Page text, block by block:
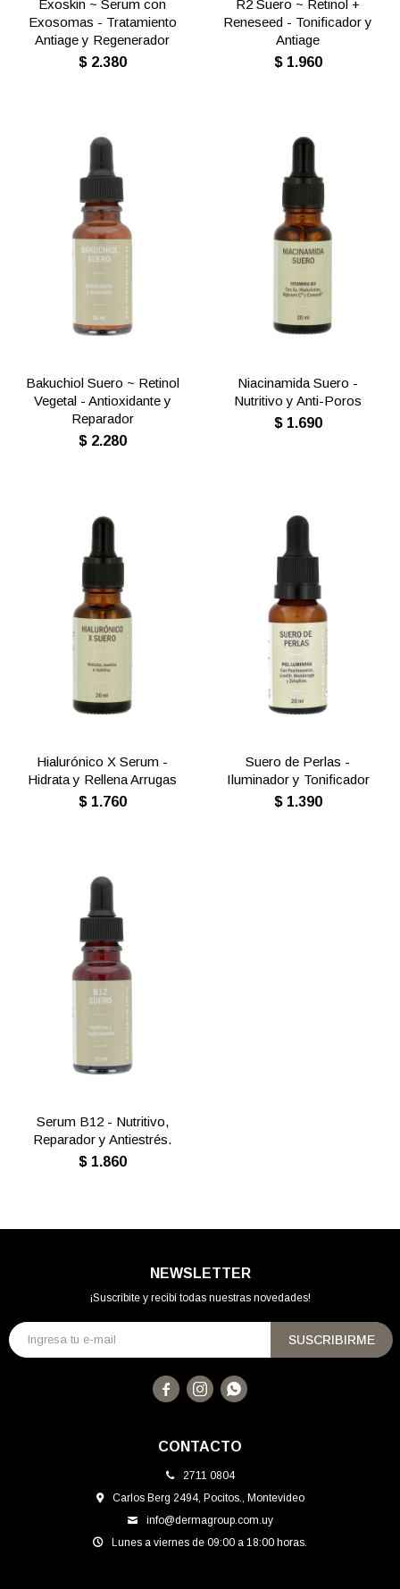
Exoskin ~ Serum con
Exosomas - Tratamiento
Antiage y Regenerador
$ 2.380
R2 Suero ~ Retinol +
Reneseed - Tonificador y
Antiage
$ 1.960
Bakuchiol Suero ~ Retinol
Vegetal - Antioxidante y
Reparador
$ 2.280
Niacinamida Suero -
Nutritivo y Anti-Poros
$ 1.690
Hialurónico X Serum -
Hidrata y Rellena Arrugas
$ 1.760
Suero de Perlas -
Iluminador y Tonificador
$ 1.390
Serum B12 - Nutritivo,
Reparador y Antiestrés.
$ 1.860
CONTACTO
2711 0804
Carlos Berg 2494, Pocitos., Montevideo
info@dermagroup.com.uy
Lunes a viernes de 09:00 a 18:00 horas.
NEWSLETTER
¡Suscribite y recibí todas nuestras novedades!
SUSCRIBIRME
  